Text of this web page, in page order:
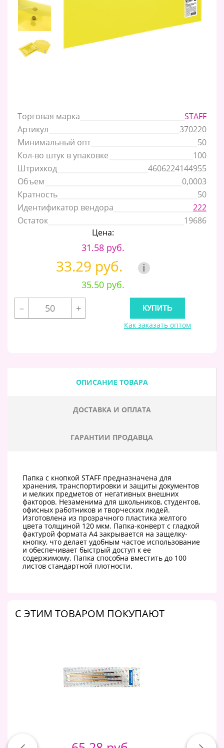
Торговая марка
STAFF
Артикул
370220
Минимальный опт
50
Кол-во штук в упаковке
100
Штрихкод
4606224144955
Объем
0,0003
Кратность
50
Идентификатор вендора
222
Остаток
19686
Цена:
31.58 руб.
33.29 руб. i
35.50 руб.
–
+
Как заказать оптом
ОПИСАНИЕ ТОВАРА
ДОСТАВКА И ОПЛАТА
ГАРАНТИИ ПРОДАВЦА
Папка с кнопкой STAFF предназначена для
хранения, транспортировки и защиты документов
и мелких предметов от негативных внешних
факторов. Незаменима для школьников, студентов,
офисных работников и творческих людей.
Изготовлена из прозрачного пластика желтого
цвета толщиной 120 мкм. Папка-конверт с гладкой
фактурой формата А4 закрывается на защелку-
кнопку, что делает удобным частое использование
и обеспечивает быстрый доступ к ее
содержимому. Папка способна вместить до 100
листов стандартной плотности.
C ЭТИМ ТОВАРОМ ПОКУПАЮТ